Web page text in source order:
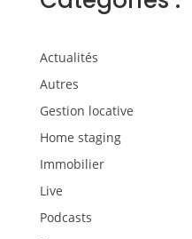
Actualités
Autres
Gestion locative
Home staging
Immobilier
Live
Podcasts